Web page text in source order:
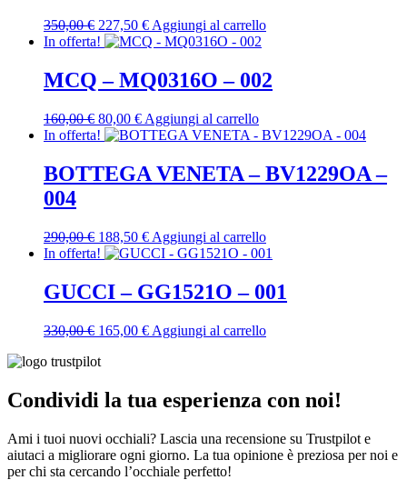
350,00€ Il
prezzo
350,00 €.
227,50 €Il
prezzo
è:
227,50 €.
Aggiungi al carrello
In offerta!
MCQ – MQ0316O – 002
160,00€ Il
prezzo
era:
160,00 €.
80,00 €Il
prezzo
è:
80,00 €.
Aggiungi al carrello
In offerta!
BOTTEGA VENETA – BV1229OA –
004
290,00€ Il
prezzo
era:
290,00 €.
188,50 €Il
prezzo
è:
188,50 €.
Aggiungi al carrello
In offerta!
GUCCI – GG1521O – 001
330,00€ Il
originale
330,00 €.
165,00 €Il
165,00 €.
Aggiungi al carrello
Condividi la tua esperienza con noi!
Ami i tuoi nuovi occhiali? Lascia una recensione su Trustpilot e
aiutaci a migliorare ogni giorno. La tua opinione è preziosa per noi e
per chi sta cercando l’occhiale perfetto!